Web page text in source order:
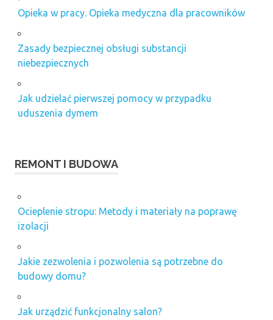
Opieka w pracy. Opieka medyczna dla pracowników
Zasady bezpiecznej obsługi substancji
niebezpiecznych
Jak udzielać pierwszej pomocy w przypadku
uduszenia dymem
REMONT I BUDOWA
Ocieplenie stropu: Metody i materiały na poprawę
izolacji
Jakie zezwolenia i pozwolenia są potrzebne do
budowy domu?
Jak urządzić funkcjonalny salon?